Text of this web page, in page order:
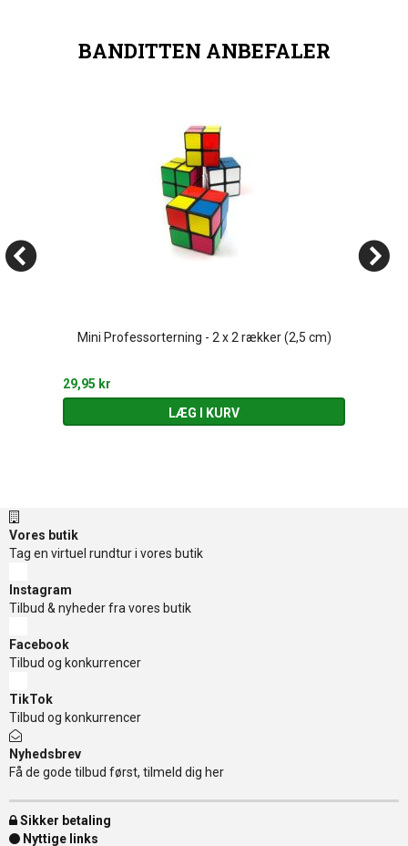
BANDITTEN ANBEFALER
Mini Professorterning - 2 x 2 rækker (2,5 cm)
29,95 kr
LÆG I KURV
Vores butik
Tag en virtuel rundtur i vores butik
Instagram
Tilbud & nyheder fra vores butik
Facebook
Tilbud og konkurrencer
TikTok
Tilbud og konkurrencer
Nyhedsbrev
Få de gode tilbud først, tilmeld dig her
Sikker betaling
Nyttige links